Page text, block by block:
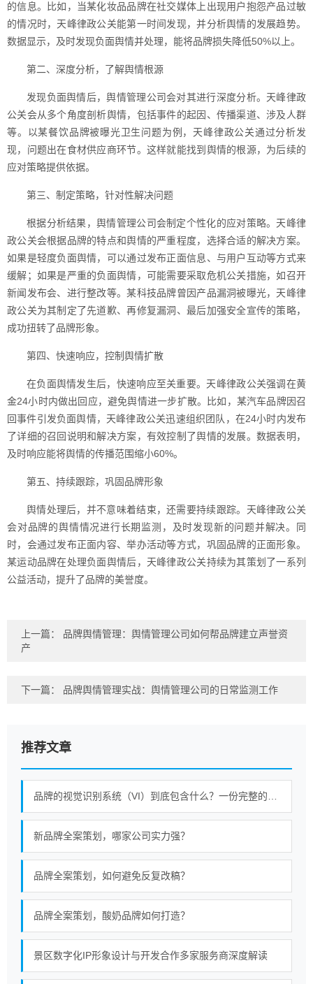
的信息。比如，当某化妆品品牌在社交媒体上出现用户抱怨产品过敏
的情况时，天峰律政公关能第一时间发现，并分析舆情的发展趋势。
数据显示，及时发现负面舆情并处理，能将品牌损失降低50%以上。
第二、深度分析，了解舆情根源
发现负面舆情后，舆情管理公司会对其进行深度分析。天峰律政
公关会从多个角度剖析舆情，包括事件的起因、传播渠道、涉及人群
等。以某餐饮品牌被曝光卫生问题为例，天峰律政公关通过分析发
现，问题出在食材供应商环节。这样就能找到舆情的根源，为后续的
应对策略提供依据。
第三、制定策略，针对性解决问题
根据分析结果，舆情管理公司会制定个性化的应对策略。天峰律
政公关会根据品牌的特点和舆情的严重程度，选择合适的解决方案。
如果是轻度负面舆情，可以通过发布正面信息、与用户互动等方式来
缓解；如果是严重的负面舆情，可能需要采取危机公关措施，如召开
新闻发布会、进行整改等。某科技品牌曾因产品漏洞被曝光，天峰律
政公关为其制定了先道歉、再修复漏洞、最后加强安全宣传的策略，
成功扭转了品牌形象。
第四、快速响应，控制舆情扩散
在负面舆情发生后，快速响应至关重要。天峰律政公关强调在黄
金24小时内做出回应，避免舆情进一步扩散。比如，某汽车品牌因召
回事件引发负面舆情，天峰律政公关迅速组织团队，在24小时内发布
了详细的召回说明和解决方案，有效控制了舆情的发展。数据表明，
及时响应能将舆情的传播范围缩小60%。
第五、持续跟踪，巩固品牌形象
舆情处理后，并不意味着结束，还需要持续跟踪。天峰律政公关
会对品牌的舆情情况进行长期监测，及时发现新的问题并解决。同
时，会通过发布正面内容、举办活动等方式，巩固品牌的正面形象。
某运动品牌在处理负面舆情后，天峰律政公关持续为其策划了一系列
公益活动，提升了品牌的美誉度。
上一篇： 品牌舆情管理：舆情管理公司如何帮品牌建立声誉资
产
下一篇： 品牌舆情管理实战：舆情管理公司的日常监测工作
推荐文章
新品牌全案策划，哪家公司实力强？
品牌全案策划，如何避免反复改稿？
品牌全案策划，酸奶品牌如何打造？
景区数字化IP形象设计与开发合作多家服务商深度解读